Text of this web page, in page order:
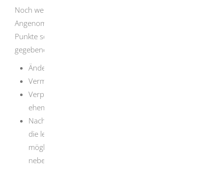
Noch weitreichender sind die Auswirkungen für den
Angenommenen oder die Angenommene. Folgende
Punkte sollten Sie bedenken und sich dazu
gegebenenfalls rechtlich beraten lassen:
Änderung des Namens
Vermehrung der Unterhaltsrechte und -pflichten
Verpflichtung zur Unterhaltsleistung gegenüber
ehemaligen Eltern und Ihnen als neuen Eltern
Nach dem Tod des oder der Angenommenen erben
die leiblichen Eltern und die Adoptiveltern
möglicherweise als Erben 2. Ordnung
nebeneinander.